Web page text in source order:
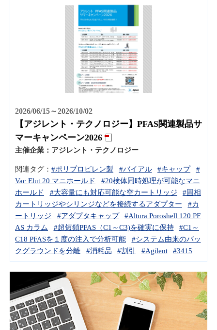
2026/06/15～2026/10/02
【アジレント・テクノロジー】PFAS関連製品サ
マーキャンペーン2026
主催企業： アジレント・テクノロジー
関連タグ： #ポリプロピレン製 #バイアル #キャップ
#
Vac Elut 20 マニホールド
#20検体同時処理が可能なマニ
ホールド
#大容量にも対応可能な空カートリッジ
#固相
カートリッジやシリンジなどを接続するアダプター
#カ
ートリッジ
#アダプタキャップ
#Altura Poroshell 120 PF
AS カラム
#超短鎖PFAS（C1～C3)を確実に保持
#C1～
C18 PFASを１度の注入で分析可能
#システム由来のバッ
クグラウンドを分離
#消耗品 #割引 #Agilent #3415